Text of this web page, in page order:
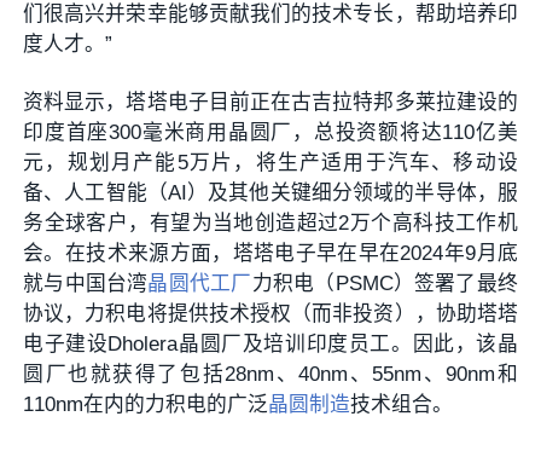
们很高兴并荣幸能够贡献我们的技术专长，帮助培养印
度人才。”
资料显示，塔塔电子目前正在古吉拉特邦多莱拉建设的
印度首座300毫米商用晶圆厂，总投资额将达110亿美
元，规划月产能5万片，将生产适用于汽车、移动设
备、人工智能（AI）及其他关键细分领域的半导体，服
务全球客户，有望为当地创造超过2万个高科技工作机
会。在技术来源方面，塔塔电子早在早在2024年9月底
就与中国台湾晶圆代工厂 力积电（PSMC）签署了最终
协议，力积电将提供技术授权（而非投资），协助塔塔
电子建设Dholera晶圆厂及培训印度员工。因此，该晶
圆厂也就获得了包括28nm、40nm、55nm、90nm和
110nm在内的力积电的广泛晶圆制造技术组合。